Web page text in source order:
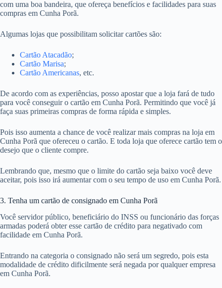
com uma boa bandeira, que ofereça benefícios e facilidades para suas
compras em Cunha Porã.
Algumas lojas que possibilitam solicitar cartões são:
Cartão Atacadão;
Cartão Marisa;
Cartão Americanas, etc.
De acordo com as experiências, posso apostar que a loja fará de tudo
para você conseguir o cartão em Cunha Porã. Permitindo que você já
faça suas primeiras compras de forma rápida e simples.
Pois isso aumenta a chance de você realizar mais compras na loja em
Cunha Porã que ofereceu o cartão. E toda loja que oferece cartão tem o
desejo que o cliente compre.
Lembrando que, mesmo que o limite do cartão seja baixo você deve
aceitar, pois isso irá aumentar com o seu tempo de uso em Cunha Porã.
3. Tenha um cartão de consignado em Cunha Porã
Você servidor público, beneficiário do INSS ou funcionário das forças
armadas poderá obter esse cartão de crédito para negativado com
facilidade em Cunha Porã.
Entrando na categoria o consignado não será um segredo, pois esta
modalidade de crédito dificilmente será negada por qualquer empresa
em Cunha Porã.